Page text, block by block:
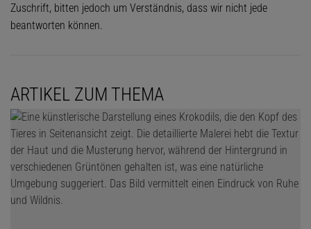
Zuschrift, bitten jedoch um Verständnis, dass wir nicht jede
beantworten können.
ARTIKEL ZUM THEMA